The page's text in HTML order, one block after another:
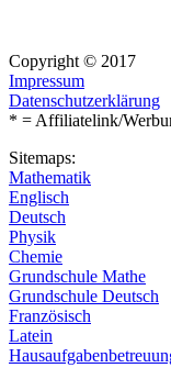
Copyright © 2017
Impressum
Datenschutzerklärung
* = Affiliatelink/
Sitemaps:
Mathematik
Englisch
Deutsch
Physik
Chemie
Grundschule Mathe
Grundschule Deutsch
Französisch
Latein